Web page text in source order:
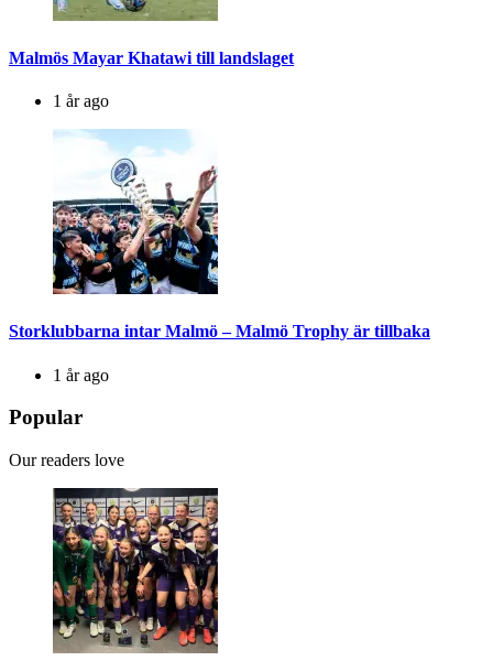
Malmös Mayar Khatawi till landslaget
1 år ago
Storklubbarna intar Malmö – Malmö Trophy är tillbaka
1 år ago
Popular
Our readers love